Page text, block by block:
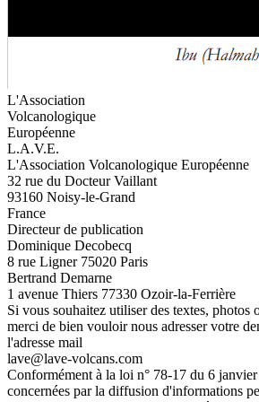
L'Association
Volcanologique
Européenne
L.A.V.E.
L'Association Volcanologique Européenne
32 rue du Docteur Vaillant
93160 Noisy-le-Grand
France
Directeur de publication
Dominique Decobecq
8 rue Ligner 75020 Paris
Bertrand Demarne
1 avenue Thiers 77330 Ozoir-la-Ferrière
Si vous souhaitez utiliser des textes, photos
merci de bien vouloir nous adresser votre
l'adresse mail
lave@lave-volcans.com
Conformément à la loi n° 78-17 du 6
concernées par la diffusion d'informations